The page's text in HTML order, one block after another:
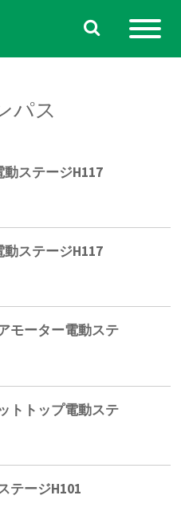
パス
動ステージH117
動ステージH117
モーター電動ステ
トトップ電動ステ
テージH101